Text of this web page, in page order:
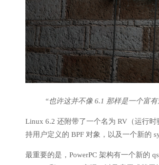
“也许这并不像 6.1 那样是一个富
Linux 6.2 还附带了一个名为 RV（运行
持用户定义的 BPF 对象，以及一个新的
最重要的是，PowerPC 架构有一个新的